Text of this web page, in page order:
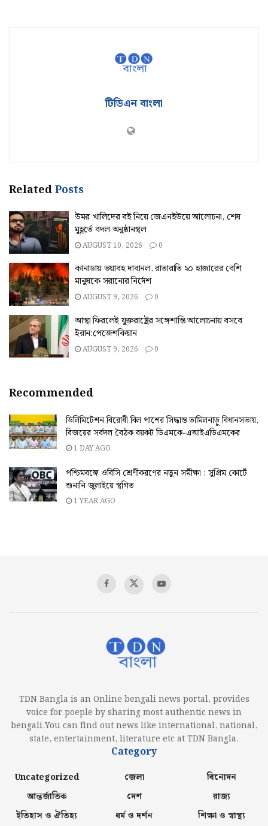
টিডিএন বাংলা
RelatedPosts
উমর খালিদের বই নিয়ে জেএনইউয়ে আলোচনা, শেষ
মুহূর্তে বদল অনুষ্ঠানস্থল
AUGUST 10, 2026 0
কানাডায় ভয়াবহ দাবানল, রাতারাতি ২০ হাজারের বেশি
মানুষকে সরানোর নির্দেশ
AUGUST 9, 2026 0
আস্থা ফিরলেই যুক্তরাষ্ট্রের সঙ্গেশান্তি আলোচনায় বসবে
ইরান:পেজেশকিয়ান
AUGUST 9, 2026 0
Recommended
ডিলিমিটেশন বিরোধী বিল পাশের সিদ্ধান্ত তামিলনাড়ু বিধানসভায়,
বিজয়ের সর্বদল বৈঠক বয়কট ডিএমকে-এআইএডিএমকের
1 DAY AGO
পশ্চিমবঙ্গে ওবিসি শ্রেণীকরণের নতুন সমীক্ষা : সুপ্রিম কোর্টে
শুনানি জুলাইয়ে স্থগিত
1 YEAR AGO
TDN Bangla is an Online bengali news portal, provides
voice for poeple by sharing most authentic news in
bengali.You can find out news like international, national,
state, entertainment, literature etc at TDN Bangla.
Category
Uncategorized
আন্তর্জাতিক
ইতিহাস ও ঐতিহ্য
জেলা
দেশ
ধর্ম ও দর্শন
বিনোদন
রাজ্য
শিক্ষা ও স্বাস্থ্য